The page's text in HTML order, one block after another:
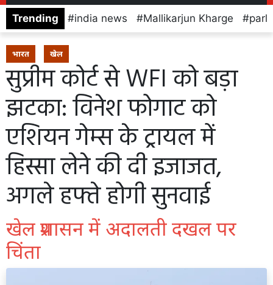
Trending india news Mallikarjun Kharge
भारत खेल
सुप्रीम कोर्ट से WFI को बड़ा
झटका: विनेश फोगाट को
एशियन गेम्स के ट्रायल में
हिस्सा लेने की दी इजाजत,
अगले हफ्ते होगी सुनवाई
खेल प्रशासन में अदालती दखल पर
चिंता